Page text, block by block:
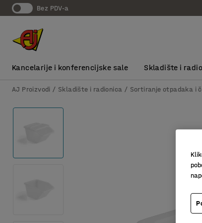
bez PDV-a
Kancelarije i konferencijske sale Skladište i
AJ Proizvodi Skladište i radionica Sortiranje otpadaka i